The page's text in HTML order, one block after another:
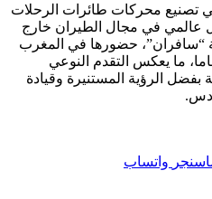
في تصنيع محركات طائرات الرحلات
عالمي في مجال الطيران خارج
“سافران”، حضورها في المغرب
اختارت الاستقرار منذ 25 عاما، ما يعكس التقدم النوعي
بفضل الرؤية المستنيرة وقيادة
واتساب